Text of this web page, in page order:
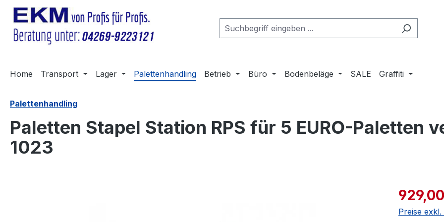
Hauptinhalt springen
Zur Suche springen
Zur Hauptnavigation springen
Home Transport Lager Palettenhandling Betrieb Büro Bodenbeläge SALE Graffiti
Palettenhandling
Paletten Stapel Station RPS für 5 EURO-Paletten
1023
Preise